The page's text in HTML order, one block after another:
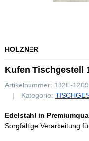
HOLZNER
Kufen Tischgestell
Artikelnummer: 182E-
Kategorie:
Edelstahl in
Sorgfältige Verarbeitung